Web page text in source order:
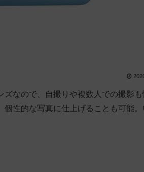
なので、自撮りや複数人での撮影も
性的な写真に仕上げることも可能。